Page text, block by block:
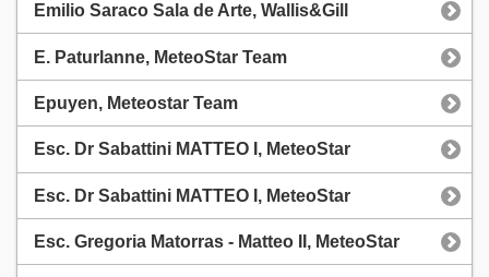
Emilio Saraco Sala de Arte, Wallis&Gill
E. Paturlanne, MeteoStar Team
Epuyen, Meteostar Team
Esc. Dr Sabattini MATTEO I, MeteoStar
Esc. Dr Sabattini MATTEO I, MeteoStar
Esc. Gregoria Matorras - Matteo II, MeteoStar